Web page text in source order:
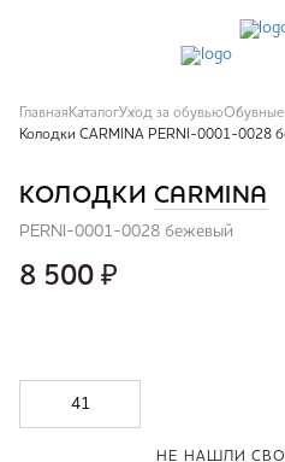
Главная КаталогУход за обувьюОбувные
Колодки CARMINA PERNI-0001-0028
КОЛОДКИ CARMINA
PERNI-0001-0028 бежевый
8 500 ₽
НЕ НАШЛИ
41